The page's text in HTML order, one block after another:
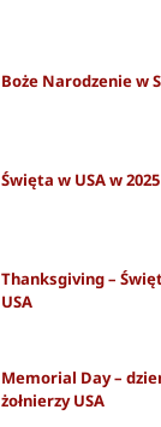
Boże Narodzenie w
Święta w USA w
Thanksgiving –
USA
Memorial Day –
żołnierzy USA